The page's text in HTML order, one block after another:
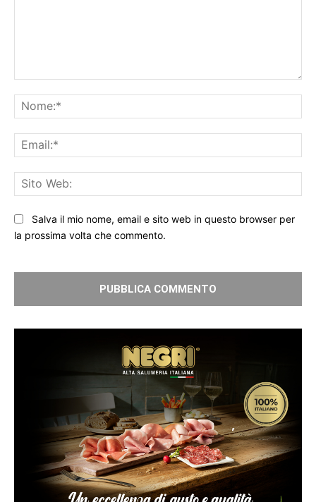
Salva il mio nome, email e sito web in questo browser per
la prossima volta che commento.